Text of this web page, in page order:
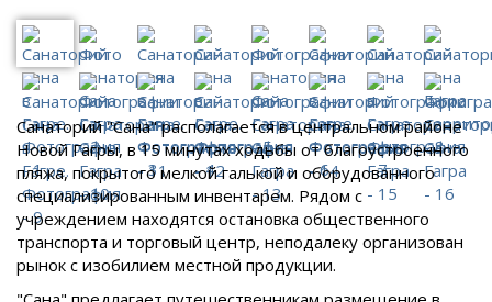
Санаторий "Сана" располагается в центральном районе
Новой Гагры, в 15 минутах ходьбы от благоустроенного
пляжа, покрытого мелкой галькой и оборудованного
специализированным инвентарем. Рядом с
учреждением находятся остановка общественного
транспорта и торговый центр, неподалеку организован
рынок с изобилием местной продукции.